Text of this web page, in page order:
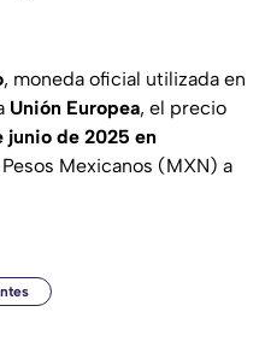
, moneda oficial utilizada en
Unión Europea, el precio
junio de 2025 en
Mexicanos (MXN) a